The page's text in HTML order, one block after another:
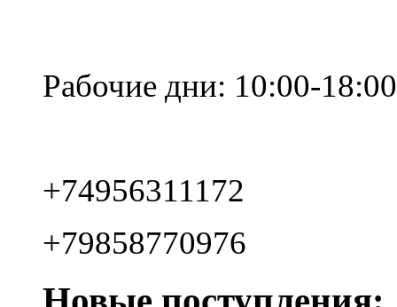
Рабочие дни: 10:00-18:00
+74956311172
+79858770976